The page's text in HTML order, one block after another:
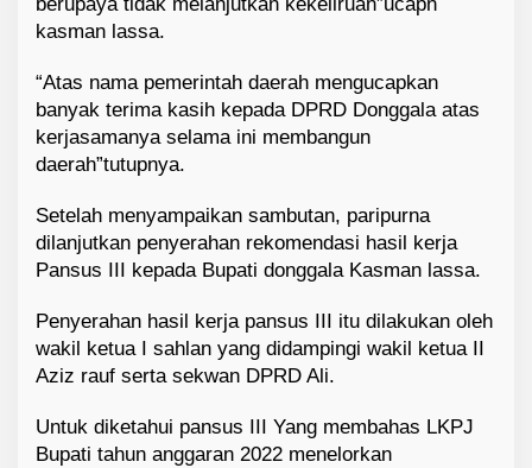
kasman lassa.
“Atas nama pemerintah daerah mengucapkan
banyak terima kasih kepada DPRD Donggala atas
kerjasamanya selama ini membangun
daerah”tutupnya.
Setelah menyampaikan sambutan, paripurna
dilanjutkan penyerahan rekomendasi hasil kerja
Pansus III kepada Bupati donggala Kasman lassa.
Penyerahan hasil kerja pansus III itu dilakukan oleh
wakil ketua I sahlan yang didampingi wakil ketua II
Aziz rauf serta sekwan DPRD Ali.
Untuk diketahui pansus III Yang membahas LKPJ
Bupati tahun anggaran 2022 menelorkan